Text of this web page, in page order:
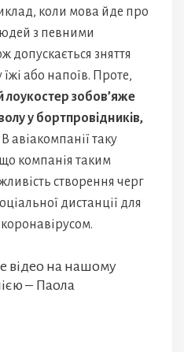
коли мова йде про
з певними
допускається зняття
або напоїв. Проте,
лоукостер зобов’яже
у бортпровідників,
В авіакомпанії таку
компанія таким
створення черг
дистанції для
відео на нашому
– Паола